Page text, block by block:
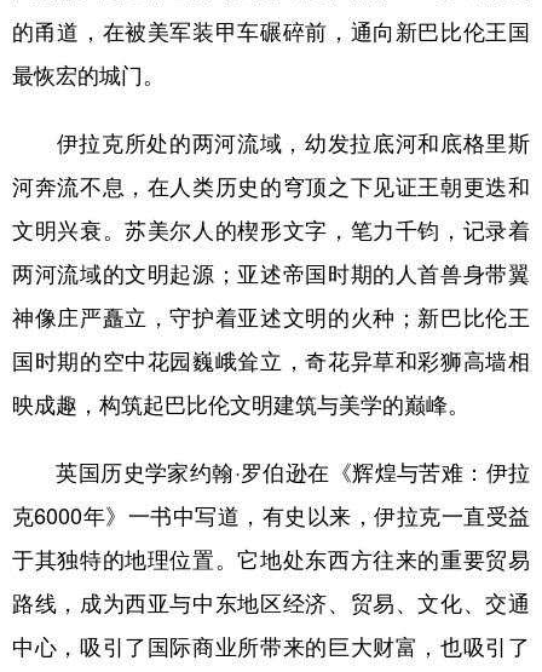
城市 旅游 能源 会展
彩票
公益 一带一路 亚太网 上市公司
文化产业
地方频道
北京 天津 河北 山西
山东 河南 湖北 湖南
陕西 甘肃 青海 宁夏
的甬道，在被美军装甲车碾碎前，通向新巴比伦王国
最恢宏的城门。
伊拉克所处的两河流域，幼发拉底河和底格里斯
河奔流不息，在人类历史的穹顶之下见证王朝更迭和
文明兴衰。苏美尔人的楔形文字，笔力千钧，记录着
两河流域的文明起源；亚述帝国时期的人首兽身带翼
神像庄严矗立，守护着亚述文明的火种；新巴比伦王
国时期的空中花园巍峨耸立，奇花异草和彩狮高墙相
映成趣，构筑起巴比伦文明建筑与美学的巅峰。
英国历史学家约翰·罗伯逊在《辉煌与苦难：伊拉
克6000年》一书中写道，有史以来，伊拉克一直受益
于其独特的地理位置。它地处东西方往来的重要贸易
路线，成为西亚与中东地区经济、贸易、文化、交通
中心，吸引了国际商业所带来的巨大财富，也吸引了